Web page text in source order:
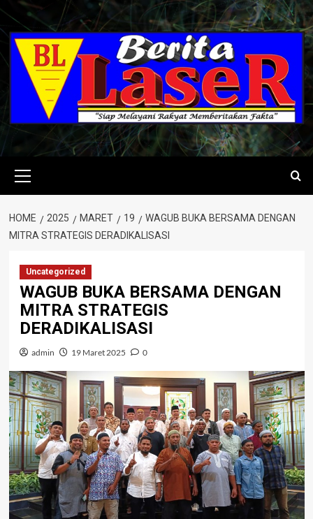
Skip
to
content
Menu
HOME 2025 MARET 19
WAGUB BUKA BERSAMA DENGAN
MITRA STRATEGIS DERADIKALISASI
Uncategorized
WAGUB BUKA BERSAMA DENGAN
MITRA STRATEGIS
DERADIKALISASI
admin 19 Maret 2025 0